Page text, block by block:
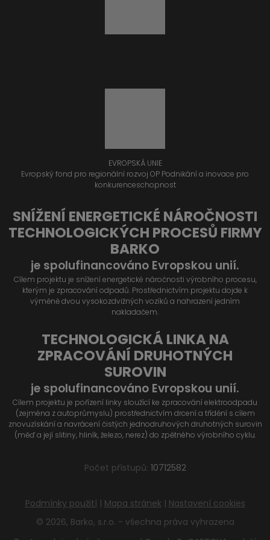
EVROPSKÁ UNIE
Evropský fond pro regionální rozvoj OP Podnikání a inovace pro
konkurenceschopnost
SNÍŽENÍ ENERGETICKÉ NÁROČNOSTI
TECHNOLOGICKÝCH PROCESŮ FIRMY
BARKO
je spolufinancováno Evropskou unií.
Cílem projektu je snížení energetické náročnosti výrobního procesu,
kterým je zpracování odpadů. Prostřednictvím projektu dojde k
výměně dvou vysokozdvižných vozíků a nahrazení jedním
nakladačem.
TECHNOLOGICKÁ LINKA NA
ZPRACOVÁNÍ DRUHOTNÝCH
SUROVIN
je spolufinancováno Evropskou unií.
Cílem projektu je pořízení linky sloužící ke zpracování elektroodpadu
(zejména z autoprůmyslu) prostřednictvím drcení a třídění s cílem
znovuzískání a navrácení čistých jednodruhových druhotných surovin
(měď a její slitiny, hliník, železo, nerez) do zpětného výrobního cyklu.
Počet přístupů: 10712582
© 2026, Barko, s.r.o. - všechna práva vyhrazena
Podmínky použití | Mapa stránek | Nastavení cookies